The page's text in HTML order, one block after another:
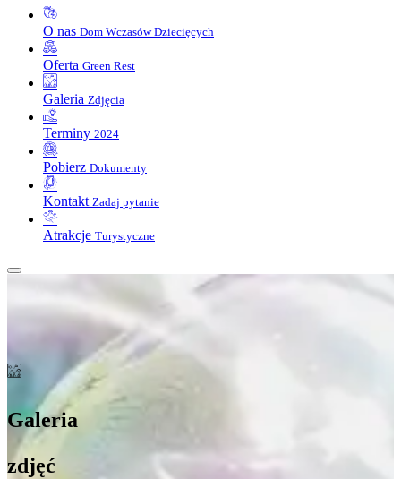
O nas Dom Wczasów Dziecięcych
Oferta Green Rest
Galeria Zdjęcia
Terminy 2024
Pobierz Dokumenty
Kontakt Zadaj pytanie
Atrakcje Turystyczne
Galeria
zdjęć